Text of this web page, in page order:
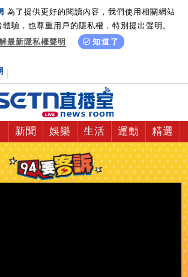
為了提供更好的閱讀內容，我們使用相關網站
驗，也尊重用戶的隱私權，特別提出聲明。
最新隱私權聲明
知道了
新聞 娛樂 生活 運動 精選